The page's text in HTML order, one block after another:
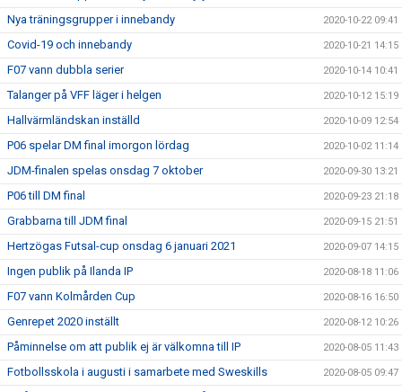
Nya träningsgrupper i innebandy 2020-10-22 09:41
Covid-19 och innebandy 2020-10-21 14:15
F07 vann dubbla serier 2020-10-14 10:41
Talanger på VFF läger i helgen 2020-10-12 15:19
Hallvärmländskan inställd 2020-10-09 12:54
P06 spelar DM final imorgon lördag 2020-10-02 11:14
JDM-finalen spelas onsdag 7 oktober 2020-09-30 13:21
P06 till DM final 2020-09-23 21:18
Grabbarna till JDM final 2020-09-15 21:51
Hertzögas Futsal-cup onsdag 6 januari 2021 2020-09-07 14:15
Ingen publik på Ilanda IP 2020-08-18 11:06
F07 vann Kolmården Cup 2020-08-16 16:50
Genrepet 2020 inställt 2020-08-12 10:26
Påminnelse om att publik ej är välkomna till IP 2020-08-05 11:43
Fotbollsskola i augusti i samarbete med Sweskills 2020-08-05 09:47